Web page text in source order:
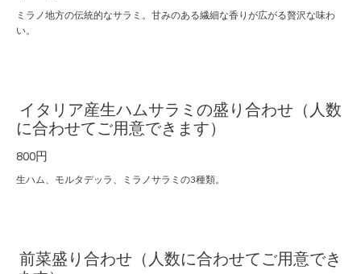
ミラノ地方の伝統的なサラミ。甘みのある繊細な香りが広がる贅沢な味わ
い。
イタリア産生ハムサラミの盛り合わせ（人数
に合わせてご用意できます）
800円
生ハム、モルタデッラ、ミラノサラミの3種類。
前菜盛り合わせ（人数に合わせてご用意でき